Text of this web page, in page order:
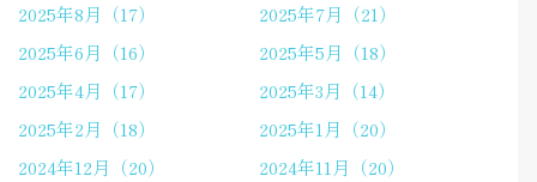
2025年8月（17）
2025年7月（21）
2025年6月（16）
2025年5月（18）
2025年4月（17）
2025年3月（14）
2025年2月（18）
2025年1月（20）
2024年12月（20）
2024年11月（20）